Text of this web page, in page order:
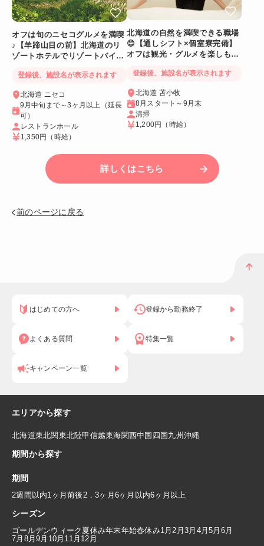
オフは旬のニセコグルメを満喫
♪【羊蹄山目の前】北海道のリ
ゾートホテルでリゾートバイト
登録後、施設名が表示されます
北海道 ニセコ
9月中旬まで～3ヶ月以上（延長
可）
レストランホール
1,350円
（時給）
北海道の自然を満喫できる職場
😊【通しシフト×個室寮完備】
オフは観光・グルメを楽しも
登録後、施設名が表示されます
北海道 苫小牧
8月スタート～9月末
清掃
1,200円
（時給）
詳しくはこちら
前のページに戻る
はじめての方へ 登録から勤務終了
よくある質問 特集一覧
キャンペーン一覧
エリアから探す
北海道東北関東北陸甲信越東海関西中国 四国 九州 沖縄
期間から探す
期間
2週間以内1ヶ月前後2，3ヶ月 6ヶ月以内6ヶ月以上
シーズン
ゴールデンウィーク 夏休み年末年始春休み1月2月3月 4月5月 6月
7月 8月9月 10月 11月 12月